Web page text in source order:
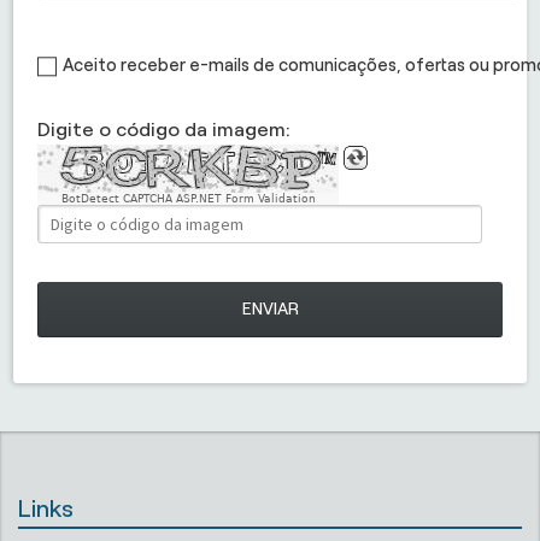
Aceito receber e-mails de comunicações, ofertas ou
Digite o código da imagem:
BotDetect CAPTCHA ASP.NET Form Validation
ENVIAR
Links